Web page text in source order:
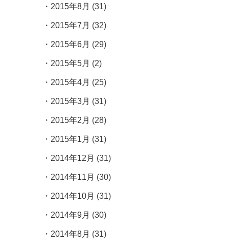
2015年8月 (31)
2015年7月 (32)
2015年6月 (29)
2015年5月 (2)
2015年4月 (25)
2015年3月 (31)
2015年2月 (28)
2015年1月 (31)
2014年12月 (31)
2014年11月 (30)
2014年10月 (31)
2014年9月 (30)
2014年8月 (31)